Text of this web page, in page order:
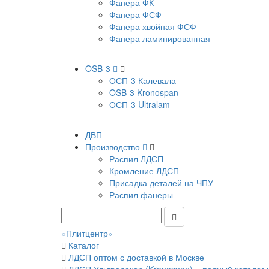
Фанера ФК
Фанера ФСФ
Фанера хвойная ФСФ
Фанера ламинированная
OSB-3
ОСП-3 Калевала
OSB-3 Kronospan
ОСП-3 Ultralam
ДВП
Производство
Распил ЛДСП
Кромление ЛДСП
Присадка деталей на ЧПУ
Распил фанеры
«Плитцентр»
Каталог
ЛДСП оптом с доставкой в Москве